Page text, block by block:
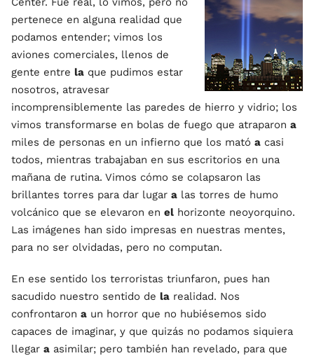
pertenece en alguna realidad que
podamos entender; vimos los
aviones comerciales, llenos de
gente entre la que pudimos estar
nosotros, atravesar
incomprensiblemente las paredes de hierro y vidrio; los
vimos transformarse en bolas de fuego que atraparon a
miles de personas en un infierno que los mató a casi
todos, mientras trabajaban en sus escritorios en una
mañana de rutina. Vimos cómo se colapsaron las
brillantes torres para dar lugar a las torres de humo
volcánico que se elevaron en el horizonte neoyorquino.
Las imágenes han sido impresas en nuestras mentes,
para no ser olvidadas, pero no computan.
En ese sentido los terroristas triunfaron, pues han
sacudido nuestro sentido de la realidad. Nos
confrontaron a un horror que no hubiésemos sido
capaces de imaginar, y que quizás no podamos siquiera
llegar a asimilar; pero también han revelado, para que